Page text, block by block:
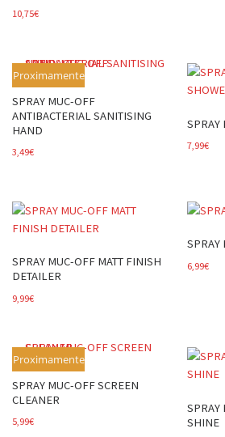
10,75€
Proximamente
SPRAY MUC-OFF
ANTIBACTERIAL SANITISING
HAND
3,49€
SPRAY
7,99€
SPRAY MUC-OFF MATT FINISH
DETAILER
9,99€
SPRAY
6,99€
Proximamente
SPRAY MUC-OFF SCREEN
CLEANER
5,99€
SPRAY
SHINE